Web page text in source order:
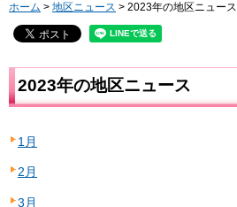
ホーム > 地区ニュース > 2023年の地区ニュース
2023年の地区ニュース
1月
2月
3月